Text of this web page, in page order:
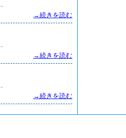
→続きを読む
→続きを読む
→続きを読む